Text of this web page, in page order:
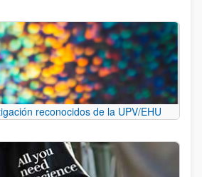
reconocidos de la UPV/EHU